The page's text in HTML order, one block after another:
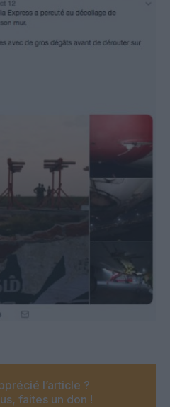
l’article ?
faites un don !